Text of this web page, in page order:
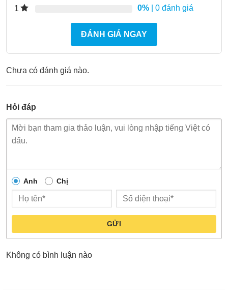
1 0% | 0 đánh giá
ĐÁNH GIÁ NGAY
Chưa có đánh giá nào.
Hỏi đáp
Anh Chị
GỬI
Không có bình luận nào